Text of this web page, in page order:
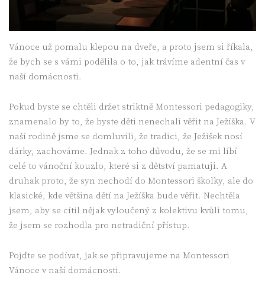
Vánoce už pomalu klepou na dveře, a proto jsem si říkala,
že bych se s vámi podělila o to, jak trávíme adentní čas v
naší domácnosti.
Pokud byste se chtěli držet striktně Montessori pedagogiky,
znamenalo by to, že byste děti nenechali věřit na Ježíška. V
naší rodině jsme se domluvili, že tradici, že Ježíšek nosí
dárky, zachováme. Jednak z toho důvodu, že se mi líbí
celé to vánoční kouzlo, které si z dětství pamatuji. A
druhak proto, že syn nechodí do Montessori školky, ale do
klasické, kde většina dětí na Ježíška bude věřit. Nechtěla
jsem, aby se cítil nějak vyloučený z kolektivu kvůli tomu,
že jsem se rozhodla pro netradiční přístup.
Pojďte se podívat, jak se připravujeme na Montessori
Vánoce v naší domácnosti.